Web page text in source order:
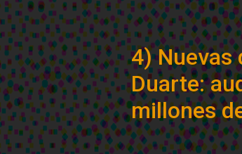
4) Nuevas
Duarte:
millones